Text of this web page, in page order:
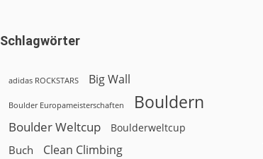
Schlagwörter
adidas ROCKSTARS Big Wall
Boulder Europameisterschaften Bouldern
Boulder Weltcup Boulderweltcup
Buch Clean Climbing